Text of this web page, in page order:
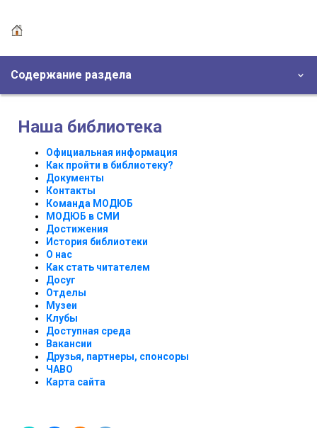
Содержание раздела
Наша библиотека
Официальная информация
Как пройти в библиотеку?
Документы
Контакты
Команда МОДЮБ
МОДЮБ в СМИ
Достижения
История библиотеки
О нас
Как стать читателем
Досуг
Отделы
Музеи
Клубы
Доступная среда
Вакансии
Друзья, партнеры, спонсоры
ЧАВО
Карта сайта